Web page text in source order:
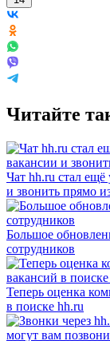
Читайте
Чат hh.ru стал ещё
и звонить прямо
Большое
сотрудников
Теперь оценка
в поиске hh.ru